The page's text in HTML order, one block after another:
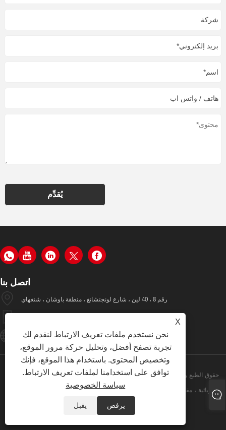
يُقدِّم
اتصل بنا
رقم 8 ، 40 لين ، شارع لونجتشانغ ، منطقة باوشان ، شنغهاي
Hugo002@yiyinggroup.com
حقوق الطبع والنشر © 2021 شركة شنغهاي ييينغ كرين آلات ، المحدودة. - الرافعة
الكهربائية ، مقبس البليت ، المكدس اليدوي ، رافعات الجدول - جميع الحقوق محفوظة.
RSS
XML سياسة الخصوصية
X
نحن نستخدم ملفات تعريف الارتباط لنقدم لك
تجربة تصفح أفضل، وتحليل حركة مرور الموقع،
وتخصيص المحتوى. باستخدام هذا الموقع، فإنك
توافق على استخدامنا لملفات تعريف الارتباط.
سياسة الخصوصية
يرفض يقبل